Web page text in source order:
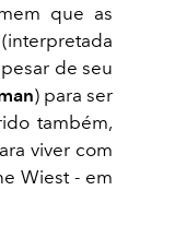
que as
de seu
) para ser
também,
viver com
Wiest - em